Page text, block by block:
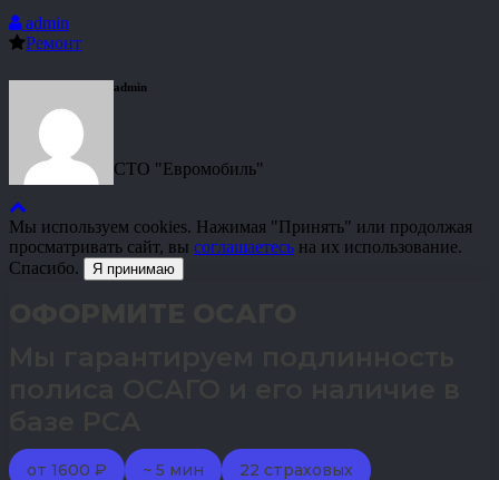
admin
Ремонт
admin
СТО "Евромобиль"
Мы используем cookies. Нажимая "Принять" или продолжая
просматривать сайт, вы соглашаетесь на их использование.
Спасибо.
Я принимаю